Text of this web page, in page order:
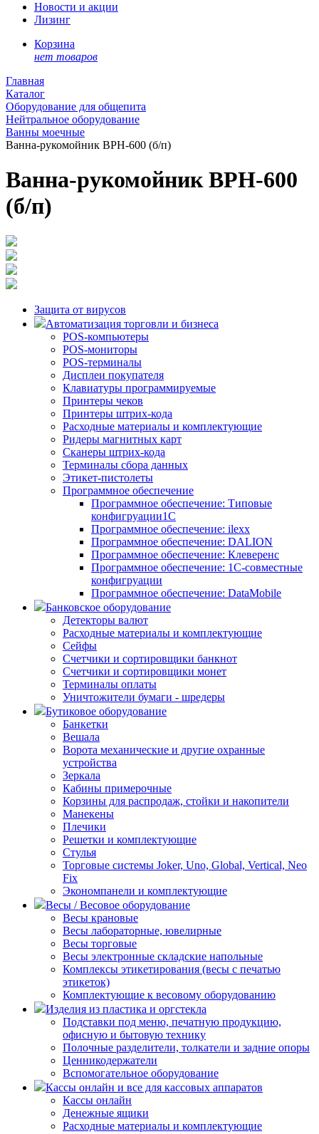
Новости и акции
Лизинг
Корзина
нет товаров
Главная
Каталог
Оборудование для общепита
Нейтральное оборудование
Ванны моечные
Ванна-рукомойник ВРН-600 (б/п)
Ванна-рукомойник ВРН-600
(б/п)
Защита от вирусов
Автоматизация торговли и бизнеса
POS-компьютеры
POS-мониторы
POS-терминалы
Дисплеи покупателя
Клавиатуры программируемые
Принтеры чеков
Принтеры штрих-кода
Расходные материалы и комплектующие
Ридеры магнитных карт
Сканеры штрих-кода
Терминалы сбора данных
Этикет-пистолеты
Программное обеспечение
Программное обеспечение: Типовые
конфигруации1С
Программное обеспечение: ilexx
Программное обеспечение: DALION
Программное обеспечение: Клеверенс
Программное обеспечение: 1С-совместные
конфигруации
Программное обеспечение: DataMobile
Банковское оборудование
Детекторы валют
Расходные материалы и комплектующие
Сейфы
Счетчики и сортировщики банкнот
Счетчики и сортировщики монет
Терминалы оплаты
Уничтожители бумаги - шредеры
Бутиковое оборудование
Банкетки
Вешала
Ворота механические и другие охранные
устройства
Зеркала
Кабины примерочные
Корзины для распродаж, стойки и накопители
Манекены
Плечики
Решетки и комплектующие
Стулья
Торговые системы Joker, Uno, Global, Vertical, Neo
Fix
Экономпанели и комплектующие
Весы / Весовое оборудование
Весы крановые
Весы лабораторные, ювелирные
Весы торговые
Весы электронные складские напольные
Комплексы этикетирования (весы с печатью
этикеток)
Комплектующие к весовому оборудованию
Изделия из пластика и оргстекла
Подставки под меню, печатную продукцию,
офисную и бытовую технику
Полочные разделители, толкатели и задние опоры
Ценникодержатели
Вспомогательное оборудование
Кассы онлайн и все для кассовых аппаратов
Кассы онлайн
Денежные ящики
Расходные материалы и комплектующие